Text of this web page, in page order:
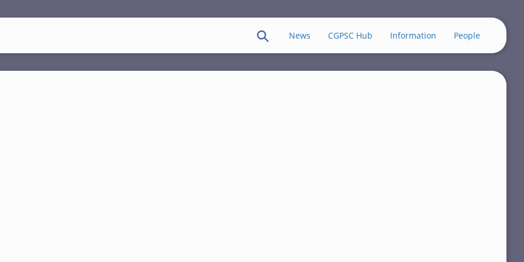
News CGPSC Hub Information People